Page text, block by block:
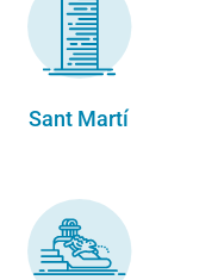
Sant Martí